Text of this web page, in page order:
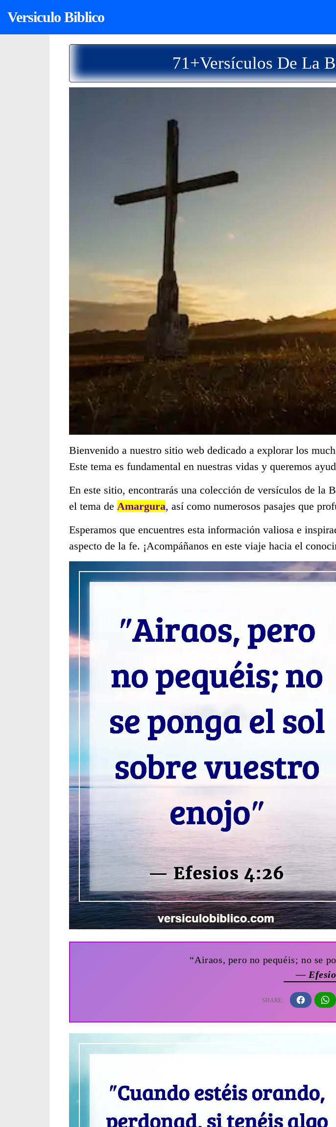
Versiculo Biblico
71+Versículos De La
Bienvenido a nuestro sitio web dedicado a explorar los
Este tema es fundamental en nuestras vidas y queremos
En este sitio, encontrarás una colección de versículos de la
el tema de Amargura, así como numerosos pasajes que
Esperamos que encuentres esta información valiosa e
aspecto de la fe. ¡Acompáñanos en este viaje hacia el
“Airaos, pero no pequéis; no se
—